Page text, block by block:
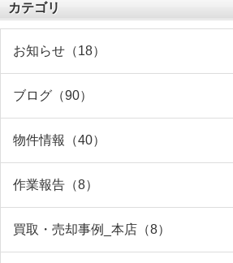
カテゴリ
お知らせ（18）
ブログ（90）
物件情報（40）
作業報告（8）
買取・売却事例_本店（8）